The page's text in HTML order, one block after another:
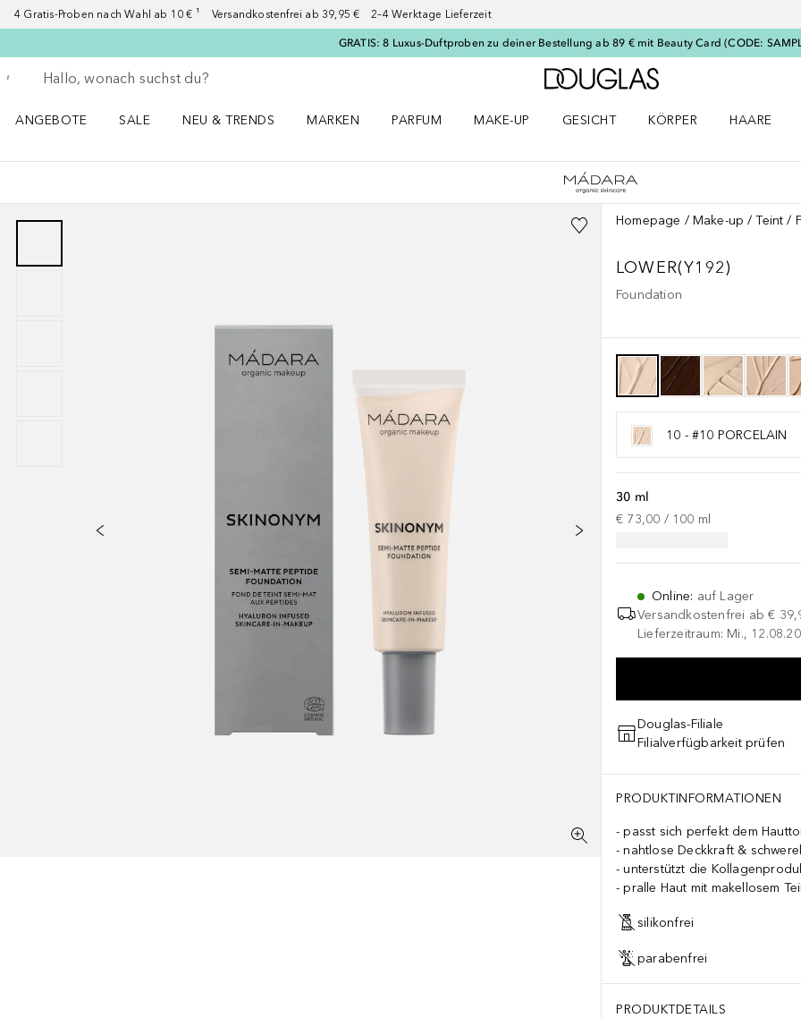
4 Gratis-Proben nach Wahl ab 10 € ¹ Versandkostenfrei ab 39,95 € 2–4 Werktage Lieferzeit
GRATIS: 8 Luxus-Duftproben zu deiner Bestellung ab 89 € mit Beauty Card (CODE:
Gehe zurück
Suche ausführen
Zur Douglas Startseite
ANGEBOTE
SALE
NEU & TRENDS
MARKEN
PARFUM
MAKE-UP
GESICHT
KÖRPER
HAARE
Homepage Make-up Teint
LOWER(Y192)
Foundation
10 - #10 PORCELAIN
30 ml
€ 73,00 / 100 ml
Online: auf Lager
Versandkostenfrei ab €
Lieferzeitraum: Mi.,
Douglas-Filiale
Filialverfügbarkeit prüfen
PRODUKTINFORMATIONEN
passt sich perfekt dem
nahtlose Deckkraft &
unterstützt die
pralle Haut mit makellosem
silikonfrei
parabenfrei
PRODUKTDETAILS